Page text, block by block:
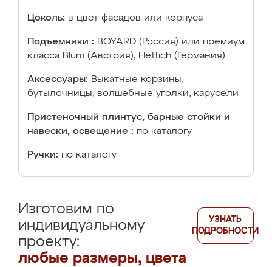
Цоколь: в цвет фасадов или корпуса
Подъемники : BOYARD (Россия) или премиум
класса Blum (Австрия), Hettich (Германия)
Аксессуары: Выкатные корзины,
бутылочницы, волшебные уголки, карусели
Пристеночный плинтус, барные стойки и
навески, освещение : по каталогу
Ручки: по каталогу
Изготовим по
индивидуальному
проекту:
любые размеры, цвета
УЗНАТЬ
ПОДРОБНОСТИ